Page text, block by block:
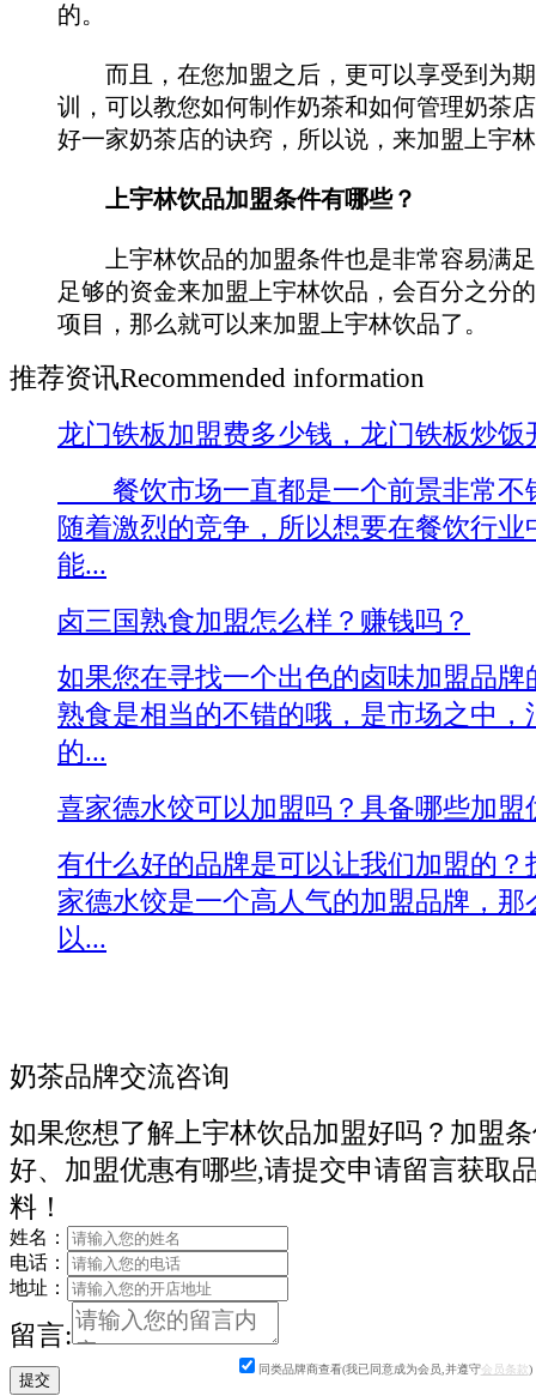
的。
而且，在您加盟之后，更可以享受到为期
训，可以教您如何制作奶茶和如何管理奶茶
好一家奶茶店的诀窍，所以说，来加盟上宇
上宇林饮品加盟条件有哪些？
上宇林饮品的加盟条件也是非常容易满足
足够的资金来加盟上宇林饮品，会百分之分
项目，那么就可以来加盟上宇林饮品了。
推荐资讯Recommended information
龙门铁板加盟费多少钱，龙门铁板炒饭
餐饮市场一直都是一个前景非常不
随着激烈的竞争，所以想要在餐饮行业
能...
卤三国熟食加盟怎么样？赚钱吗？
如果您在寻找一个出色的卤味加盟品牌
熟食是相当的不错的哦，是市场之中，
的...
喜家德水饺可以加盟吗？具备哪些加盟
有什么好的品牌是可以让我们加盟的？
家德水饺是一个高人气的加盟品牌，那
以...
奶茶品牌交流咨询
如果您想了解上宇林饮品加盟好吗？加盟
好、加盟优惠有哪些,请提交申请留言获取
料！
姓名：
电话：
地址：
留言:
同类品牌商查看(我已同意成为会员,并遵守会员条款)